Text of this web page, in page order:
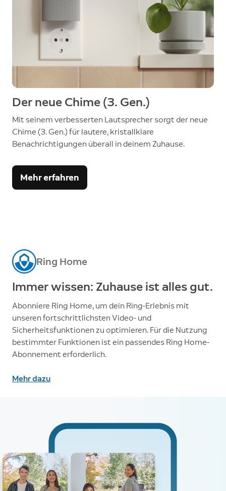
Der neue Chime (3. Gen.)
Mit seinem verbesserten Lautsprecher sorgt der neue
Chime (3. Gen.) für lautere, kristallklare
Benachrichtigungen überall in deinem Zuhause.
Mehr erfahren
Ring Home
Immer wissen: Zuhause ist alles gut.
Abonniere Ring Home, um dein Ring-Erlebnis mit
unseren fortschrittlichsten Video- und
Sicherheitsfunktionen zu optimieren. Für die Nutzung
bestimmter Funktionen ist ein passendes Ring Home-
Abonnement erforderlich.
Mehr dazu